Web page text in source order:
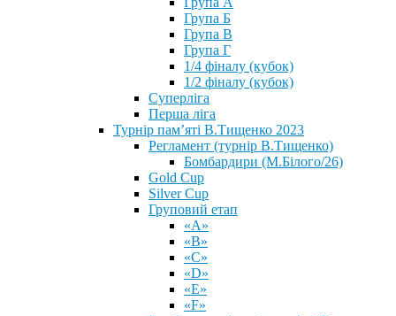
Група Б
Група В
Група Г
1/4 фіналу (кубок)
1/2 фіналу (кубок)
Суперліга
Перша ліга
Турнір пам’яті В.Тищенко 2023
Регламент (турнір В.Тищенко)
Бомбардири (М.Білого/26)
Gold Cup
Silver Cup
Груповий етап
«А»
«В»
«С»
«D»
«Е»
«F»